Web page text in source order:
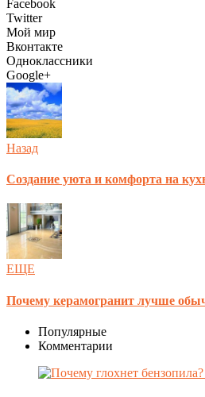
Facebook
Twitter
Мой мир
Вконтакте
Одноклассники
Google+
Назад
Создание уюта и комфорта на
ЕЩЕ
Почему керамогранит лучше
Популярные
Комментарии